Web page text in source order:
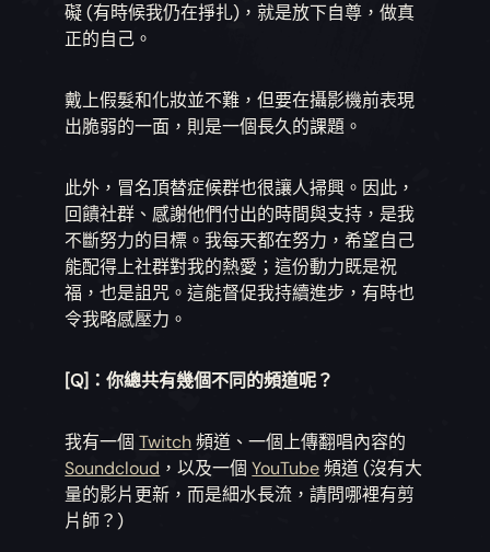
礙 (有時候我仍在掙扎)，就是放下自尊，做真
正的自己。
戴上假髮和化妝並不難，但要在攝影機前表現
出脆弱的一面，則是一個長久的課題。
此外，冒名頂替症候群也很讓人掃興。因此，
回饋社群、感謝他們付出的時間與支持，是我
不斷努力的目標。我每天都在努力，希望自己
能配得上社群對我的熱愛；這份動力既是祝
福，也是詛咒。這能督促我持續進步，有時也
令我略感壓力。
[Q]：你總共有幾個不同的頻道呢？
我有一個Twitch頻道、一個上傳翻唱內容的
Soundcloud ，以及一個YouTube頻道 (沒有大
量的影片更新，而是細水長流，請問哪裡有剪
片師？)